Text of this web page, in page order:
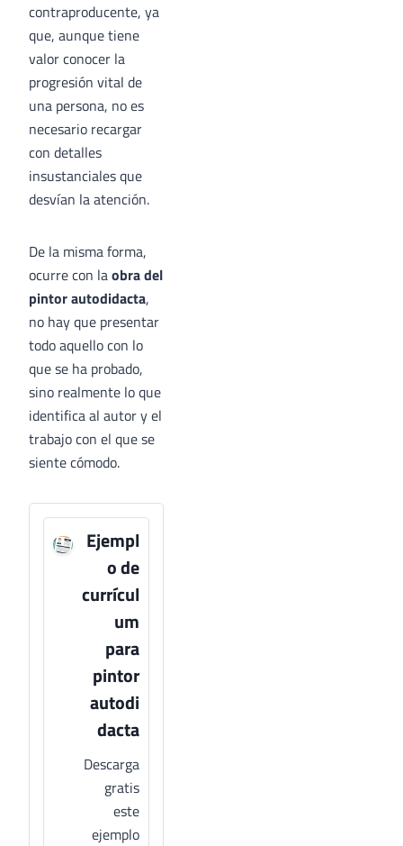
contraproducente, ya
que, aunque tiene
valor conocer la
progresión vital de
una persona, no es
necesario recargar
con detalles
insustanciales que
desvían la atención.
De la misma forma,
ocurre con laobra del
pintor autodidacta,
no hay que presentar
todo aquello con lo
que se ha probado,
sino realmente lo que
identifica al autor y el
trabajo con el que se
siente cómodo.
Ejempl
o de
currícul
um
para
pintor
autodi
dacta
Descarga
gratis
este
ejemplo